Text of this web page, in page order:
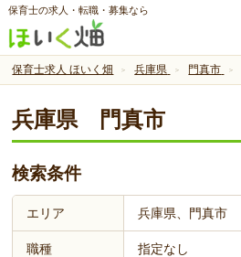
保育士の求人・転職・募集なら
保育士求人 ほいく畑 兵庫県 門真市
兵庫県 門真市
検索条件
エリア 兵庫県、門真市
職種 指定なし